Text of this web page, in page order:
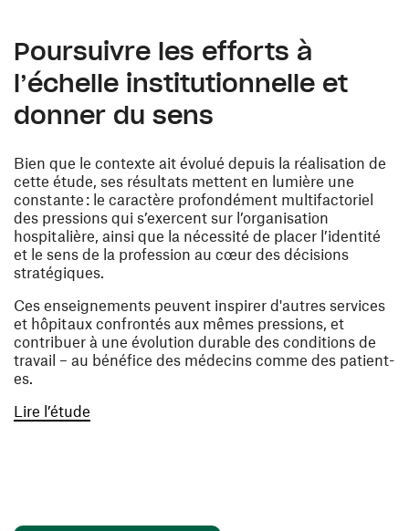
Poursuivre les efforts à
l’échelle institutionnelle et
donner du sens
Bien que le contexte ait évolué depuis la réalisation de
cette étude, ses résultats mettent en lumière une
constante : le caractère profondément multifactoriel
des pressions qui s’exercent sur l’organisation
hospitalière, ainsi que la nécessité de placer l’identité
et le sens de la profession au cœur des décisions
stratégiques.
Ces enseignements peuvent inspirer d'autres services
et hôpitaux confrontés aux mêmes pressions, et
contribuer à une évolution durable des conditions de
travail – au bénéfice des médecins comme des patient-
es.
Lire l’étude